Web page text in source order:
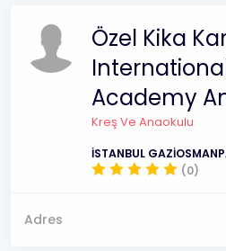
Özel Kika
Academy
Kreş Ve Anaokulu
İSTANBUL
(0)
Adres